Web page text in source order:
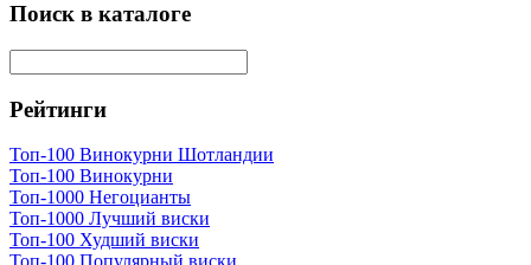
Поиск в каталоге
Рейтинги
Топ-100 Винокурни Шотландии
Топ-100 Винокурни
Топ-1000 Негоцианты
Топ-1000 Лучший виски
Топ-100 Худший виски